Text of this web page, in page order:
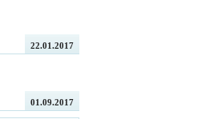
22.01.2017
01.09.2017